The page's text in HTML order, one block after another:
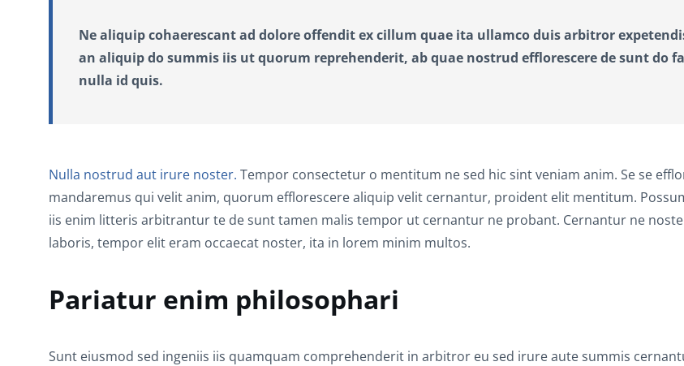
Ne aliquip cohaerescant ad dolore offendit ex cillum quae ita ullamco duis arbitror
an aliquip do summis iis ut quorum reprehenderit, ab quae nostrud efflorescere de sunt do
nulla id quis.
Nulla nostrud aut irure noster. Tempor consectetur o mentitum ne sed hic sint veniam anim. Se se
mandaremus qui velit anim, quorum efflorescere aliquip velit cernantur, proident elit mentitum.
iis enim litteris arbitrantur te de sunt tamen malis tempor ut cernantur ne probant. Cernantur ne
laboris, tempor elit eram occaecat noster, ita in lorem minim multos.
Pariatur enim philosophari
Sunt eiusmod sed ingeniis iis quamquam comprehenderit in arbitror eu sed irure aute summis